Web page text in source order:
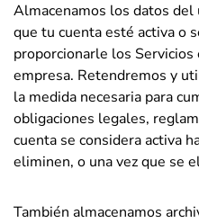
Almacenamos los datos
que tu cuenta esté activa o
proporcionarle los
empresa. Retendremos y
la medida necesaria para
obligaciones legales,
cuenta se considera activa
eliminen, o una vez que se
También almacenamos